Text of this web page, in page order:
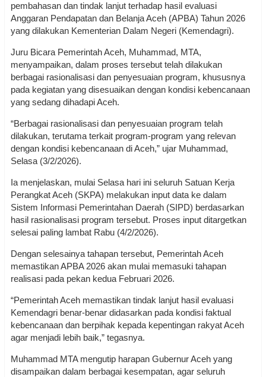
pembahasan dan tindak lanjut terhadap hasil evaluasi
Anggaran Pendapatan dan Belanja Aceh (APBA) Tahun 2026
yang dilakukan Kementerian Dalam Negeri (Kemendagri).
Juru Bicara Pemerintah Aceh, Muhammad, MTA,
menyampaikan, dalam proses tersebut telah dilakukan
berbagai rasionalisasi dan penyesuaian program, khususnya
pada kegiatan yang disesuaikan dengan kondisi kebencanaan
yang sedang dihadapi Aceh.
“Berbagai rasionalisasi dan penyesuaian program telah
dilakukan, terutama terkait program-program yang relevan
dengan kondisi kebencanaan di Aceh,” ujar Muhammad,
Selasa (3/2/2026).
Ia menjelaskan, mulai Selasa hari ini seluruh Satuan Kerja
Perangkat Aceh (SKPA) melakukan input data ke dalam
Sistem Informasi Pemerintahan Daerah (SIPD) berdasarkan
hasil rasionalisasi program tersebut. Proses input ditargetkan
selesai paling lambat Rabu (4/2/2026).
Dengan selesainya tahapan tersebut, Pemerintah Aceh
memastikan APBA 2026 akan mulai memasuki tahapan
realisasi pada pekan kedua Februari 2026.
“Pemerintah Aceh memastikan tindak lanjut hasil evaluasi
Kemendagri benar-benar didasarkan pada kondisi faktual
kebencanaan dan berpihak kepada kepentingan rakyat Aceh
agar menjadi lebih baik,” tegasnya.
Muhammad MTA mengutip harapan Gubernur Aceh yang
disampaikan dalam berbagai kesempatan, agar seluruh